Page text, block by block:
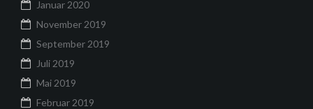
Januar 2020
November 2019
September 2019
Juli 2019
Mai 2019
Februar 2019